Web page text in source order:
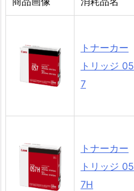
トナーカー
トリッジ 05
7
トナーカー
トリッジ 05
7H